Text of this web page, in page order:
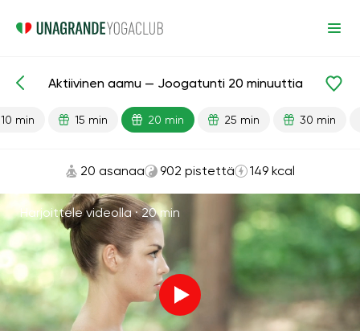
Valmiit oppitunnit Energia
Aktiivinen aamu — Joogatunti 20 minuuttia
10 min 15 min 20 min 25 min 30 min
20 asanaa 902 pistettä 149 kcal
Harjoittele videolla ·20 min